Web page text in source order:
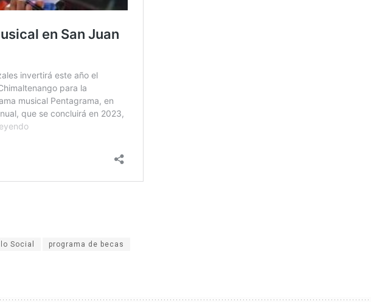
Social programa de becas